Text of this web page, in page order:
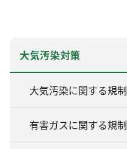
大気汚染対策
大気汚染に関する規制
有害ガスに関する規制